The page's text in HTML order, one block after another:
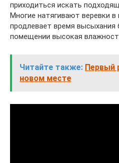
приходиться искать
Многие натягивают веревки в
продлевает время высыхания
помещении высокая
Читайте также: Первый
новом месте